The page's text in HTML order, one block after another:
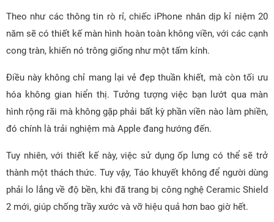
Theo như các thông tin rò rỉ, chiếc iPhone nhân dịp kỉ niệm 20
năm sẽ có thiết kế màn hình hoàn toàn không viền, với các cạnh
cong tràn, khiến nó trông giống như một tấm kính.
Điều này không chỉ mang lại vẻ đẹp thuần khiết, mà còn tối ưu
hóa không gian hiển thị. Tưởng tượng việc bạn lướt qua màn
hình rộng rãi mà không gặp phải bất kỳ phần viền nào làm phiền,
đó chính là trải nghiệm mà Apple đang hướng đến.
Tuy nhiên, với thiết kế này, việc sử dụng ốp lưng có thể sẽ trở
thành một thách thức. Tuy vậy, Táo khuyết không để người dùng
phải lo lắng về độ bền, khi đã trang bị công nghệ Ceramic Shield
2 mới, giúp chống trầy xước và vỡ hiệu quả hơn bao giờ hết.